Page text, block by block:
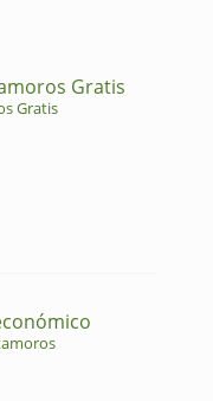
Gratis
Gratis